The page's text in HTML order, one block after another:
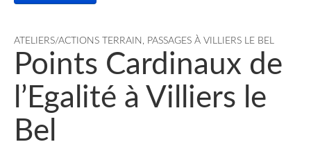
ATELIERS/ACTIONS TERRAIN , PASSAGES À VILLIERS LE BEL
Points Cardinaux de
l’Egalité à Villiers le
Bel